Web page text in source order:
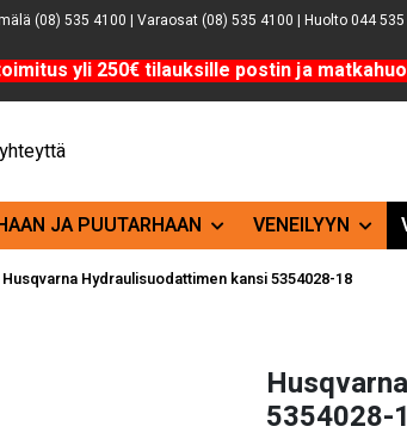
(08) 535 4100 | Varaosat (08) 535 4100 | Huolto 044
yli 250€ tilauksille postin ja
JA PUUTARHAAN VENEILYYN
Husqvarna Hydraulisuodattimen kansi 5354028-18
5354028-